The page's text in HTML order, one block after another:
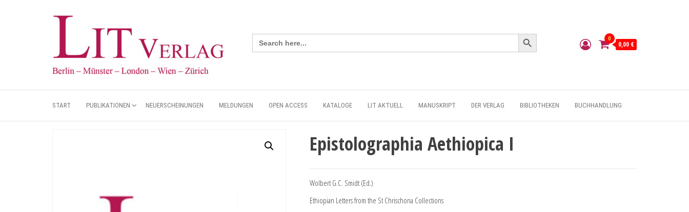
Search
for:
Search Button
0
0,00 €
START PUBLIKATIONEN NEUERSCHEINUNGEN MELDUNGEN OPEN ACCESS KATALOGE LIT AKTUELL MANUSKRIPT DER VERLAG BIBLIOTHEKEN BUCHHANDLUNG
Epistolographia Aethiopica I
Wolbert G.C. Smidt (Ed.)
Ethiopian Letters from the St Chrischona Collections